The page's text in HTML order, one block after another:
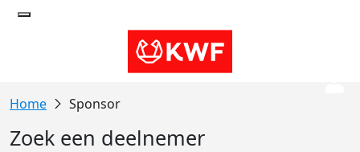
Sponsor
Zoek een deelnemer